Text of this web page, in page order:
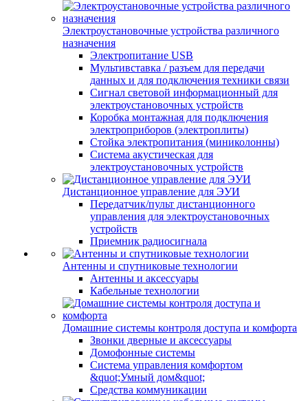
Электроустановочные устройства различного
назначения
Электропитание USB
Мультивставка / разъем для передачи
данных и для подключения техники связи
Сигнал световой информационный для
электроустановочных устройств
Коробка монтажная для подключения
электроприборов (электроплиты)
Стойка электропитания (миниколонны)
Система акустическая для
электроустановочных устройств
Дистанционное управление для ЭУИ
Передатчик/пульт дистанционного
управления для электроустановочных
устройств
Приемник радиосигнала
Антенны и спутниковые технологии
Антенны и аксессуары
Кабельные технологии
Домашние системы контроля доступа и комфорта
Звонки дверные и аксессуары
Домофонные системы
Система управления комфортом
&quot;Умный дом&quot;
Средства коммуникации